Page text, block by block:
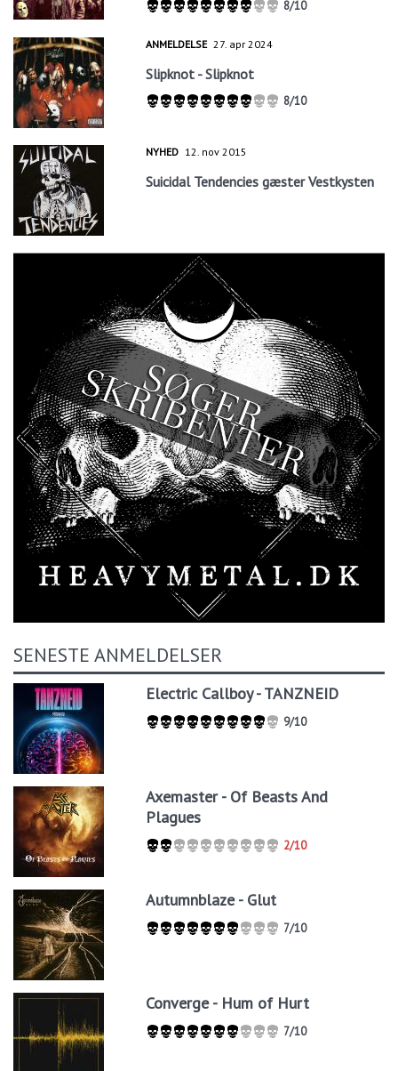
8/10
ANMELDELSE 27. apr 2024
Slipknot - Slipknot
8/10
NYHED 12. nov 2015
Suicidal Tendencies gæster Vestkysten
SENESTE ANMELDELSER
Electric Callboy - TANZNEID
9/10
Axemaster - Of Beasts And
Plagues
2/10
Autumnblaze - Glut
7/10
Converge - Hum of Hurt
7/10